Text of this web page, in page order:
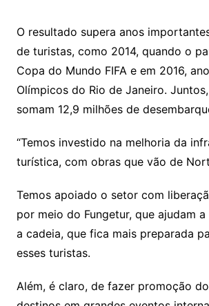
O resultado supera anos
de turistas, como 2014, quando o
Copa do Mundo FIFA e em 2016,
Olímpicos do Rio de Janeiro.
somam 12,9 milhões de
“Temos investido na melhoria da
turística, com obras que vão de
Temos apoiado o setor com
por meio do Fungetur, que ajudam
a cadeia, que fica mais preparada
esses turistas.
Além, é claro, de fazer promoção